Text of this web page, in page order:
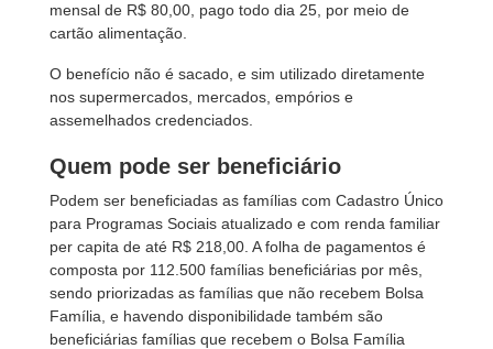
mensal de R$ 80,00, pago todo dia 25, por meio de
cartão alimentação.
O benefício não é sacado, e sim utilizado diretamente
nos supermercados, mercados, empórios e
assemelhados credenciados.
Quem pode ser beneficiário
Podem ser beneficiadas as famílias com Cadastro Único
para Programas Sociais atualizado e com renda familiar
per capita de até R$ 218,00. A folha de pagamentos é
composta por 112.500 famílias beneficiárias por mês,
sendo priorizadas as famílias que não recebem Bolsa
Família, e havendo disponibilidade também são
beneficiárias famílias que recebem o Bolsa Família